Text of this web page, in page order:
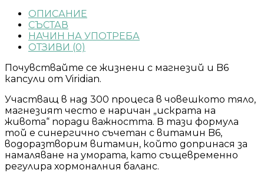
ОПИСАНИЕ
СЪСТАВ
НАЧИН НА УПОТРЕБА
ОТЗИВИ (0)
Почувствайте се жизнени с магнезий и B6
капсули от Viridian.
Участващ в над 300 процеса в човешкото тяло,
магнезият често е наричан „искрата на
живота“ поради важността. В тази формула
той е синергично съчетан с витамин B6,
водоразтворим витамин, който допринася за
намаляване на умората, като същевременно
регулира хормоналния баланс.